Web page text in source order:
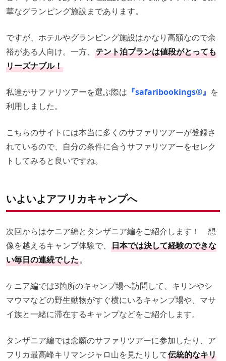
華なグランピング施設まであります。
ですが、ホテルやグランピング施設はかなり高額なので余
裕がある人向け。一方、 テント泊プランは値段がとっても
リーズナブル！
私達がサファリツアーを選ぶ際は 『safaribookings®︎』 を
利用しました。
こちらのサイトには本当に多くのサファリツアーが登録さ
れているので、自分の条件に合うサファリツアーをセレク
トしてみると良いですね。
いよいよアフリカキャンプへ
次回からはケニア編とタンザニア編をご紹介します！ 想
像を越えるキャンプ体験で、 日本では決して経験のできな
い毎日の連続でした。
ケニア編では3箇所のキャンプ場へ訪問して、キリンやシ
マウマなどの野生動物がすぐ横にいるキャンプ場や、マサ
イ族と一緒に滞在するキャンプなどをご紹介します。
タンザニア編では念願のサファリツアーに参加したり、ア
フリカ最高峰キリマンジャロ山を見たりして伝統的なキリ